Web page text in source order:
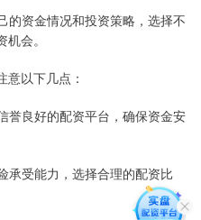
的资金情况和投资策略，选择不
会。
以下几点：
誉良好的配资平台，确保资金安
承受能力，选择合理的配资比